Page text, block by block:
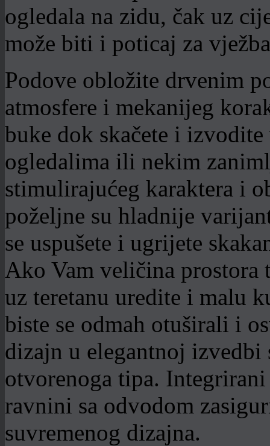
ogledala na zidu, čak uz
može biti i poticaj za
Podove obložite drvenim
atmosfere i mekanijeg
buke dok skačete i
ogledalima ili nekim
stimulirajućeg karaktera i
poželjne su hladnije
se uspušete i ugrijete
Ako Vam veličina
uz teretanu uredite i malu
biste se odmah otuširali i
dizajn u elegantnoj izvedbi
otvorenoga tipa.
ravnini sa odvodom
suvremenog dizajna.